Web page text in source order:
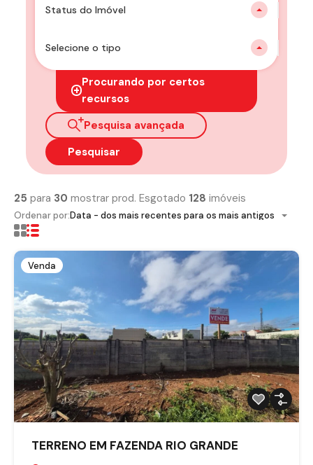
Status do Imóvel
Selecione o tipo
Procurando por certos
recursos
Pesquisa avançada
Pesquisar
25 para 30 mostrar prod. Esgotado 128 imóveis
Ordenar por:Data - dos mais recentes para os mais antigos
Venda
TERRENO EM FAZENDA RIO GRANDE